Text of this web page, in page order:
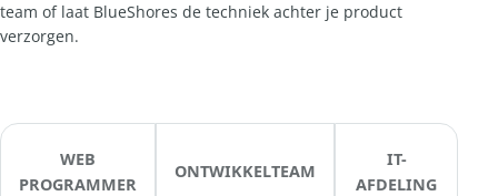
team of laat BlueShores de techniek achter je product
verzorgen.
WEB
PROGRAMMER
ONTWIKKELTEAM
IT-
AFDELING